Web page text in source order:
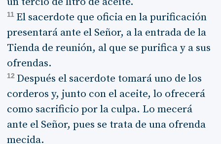
11 El sacerdote que oficia en la purificación
presentará ante el Señor, a la entrada de la
Tienda de reunión, al que se purifica y a sus
ofrendas.
12 Después el sacerdote tomará uno de los
corderos y, junto con el aceite, lo ofrecerá
como sacrificio por la culpa. Lo mecerá
ante el Señor, pues se trata de una ofrenda
mecida.